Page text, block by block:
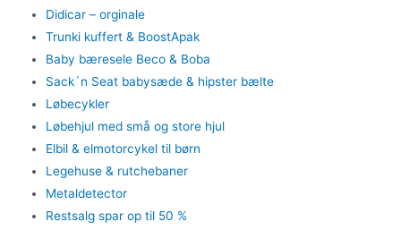
Didicar – orginale
Trunki kuffert & BoostApak
Baby bæresele Beco & Boba
Sack´n Seat babysæde & hipster bælte
Løbecykler
Løbehjul med små og store hjul
Elbil & elmotorcykel til børn
Legehuse & rutchebaner
Metaldetector
Restsalg spar op til 50 %